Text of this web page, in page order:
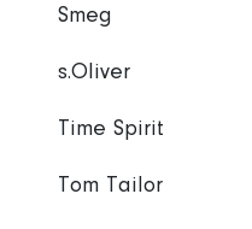
Smeg
s.Oliver
Time Spirit
Tom Tailor